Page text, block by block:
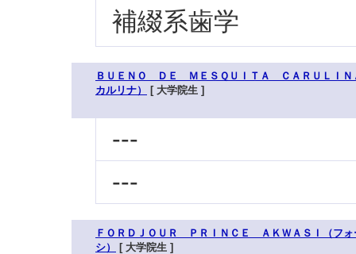
補綴系歯学
ＢＵＥＮＯ ＤＥ ＭＥＳＱＵＩＴＡ ＣＡＲＵＬ
カルリナ）
[ 大学院生 ]
---
---
ＦＯＲＤＪＯＵＲ ＰＲＩＮＣＥ ＡＫＷＡＳＩ（フ
シ）
[ 大学院生 ]